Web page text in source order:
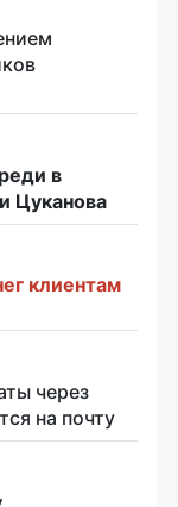
в
Цуканова
клиентам
через
на почту